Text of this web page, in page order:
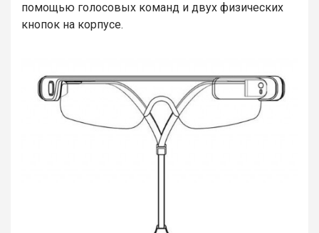
помощью голосовых команд и двух физических
кнопок на корпусе.